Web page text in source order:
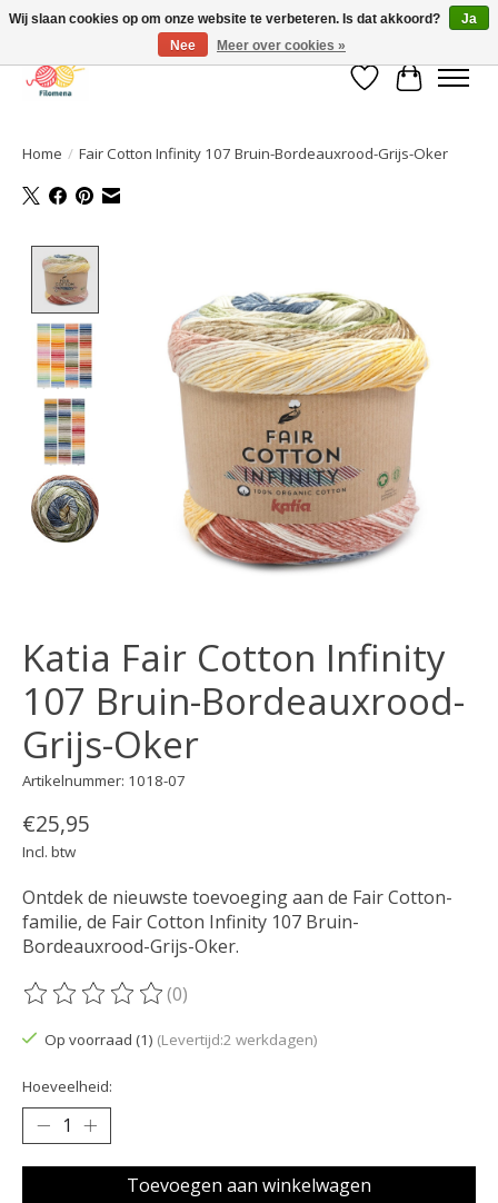
Verlanglijst
Home / Fair Cotton Infinity 107 Bruin-Bordeauxrood-Grijs-Oker
Katia Fair Cotton Infinity
107 Bruin-Bordeauxrood-
Grijs-Oker
Artikelnummer: 1018-07
€25,95
Incl. btw
Ontdek de nieuwste toevoeging aan de Fair Cotton-
familie, de Fair Cotton Infinity 107 Bruin-
Bordeauxrood-Grijs-Oker.
De beoordeling van dit product is
(0)
Op voorraad (1) (Levertijd:2 werkdagen)
Hoeveelheid:
Toevoegen aan winkelwagen
Wij slaan cookies op om onze website te verbeteren. Is dat akkoord?
Ja
Nee
Meer over cookies »